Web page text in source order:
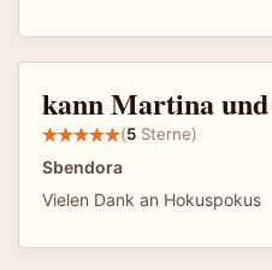
kann Martina
(5 Sterne)
Sbendora
Vielen Dank an Hokuspokus